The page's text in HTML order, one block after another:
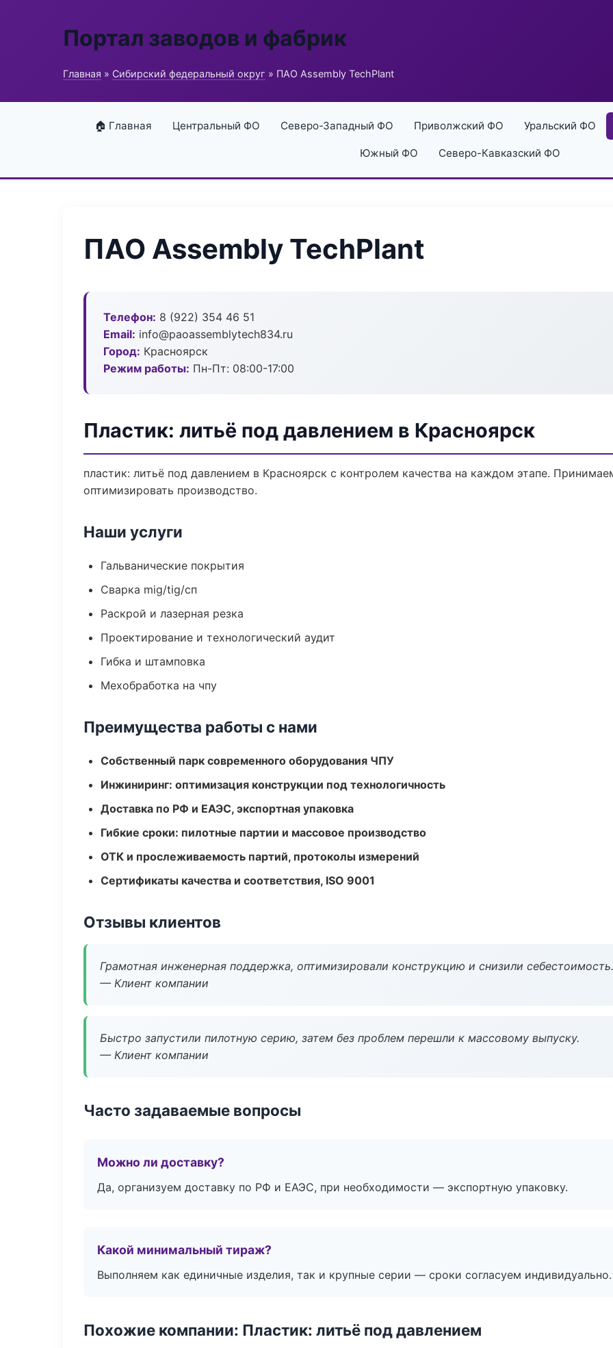
Портал заводов и фабрик
Главная » Сибирский федеральный округ » ПАО Assembly TechPlant
🏠 Главная Центральный ФО Северо-Западный ФО Приволжский ФО Уральский ФО
Южный ФО Северо-Кавказский ФО
ПАО Assembly TechPlant
Телефон: 8 (922) 354 46 51
Email: info@paoassemblytech834.ru
Город: Красноярск
Режим работы: Пн-Пт: 08:00-17:00
Пластик: литьё под давлением в Красноярск
пластик: литьё под давлением в Красноярск с контролем качества на каждом этапе.
оптимизировать производство.
Наши услуги
Гальванические покрытия
Сварка mig/tig/сп
Раскрой и лазерная резка
Проектирование и технологический аудит
Гибка и штамповка
Мехобработка на чпу
Преимущества работы с нами
Собственный парк современного оборудования ЧПУ
Инжиниринг: оптимизация конструкции под технологичность
Доставка по РФ и ЕАЭС, экспортная упаковка
Гибкие сроки: пилотные партии и массовое производство
ОТК и прослеживаемость партий, протоколы измерений
Сертификаты качества и соответствия, ISO 9001
Отзывы клиентов
Грамотная инженерная поддержка, оптимизировали конструкцию и снизили себестоимость.
— Клиент компании
Быстро запустили пилотную серию, затем без проблем перешли к массовому выпуску.
— Клиент компании
Часто задаваемые вопросы
Можно ли доставку?
Да, организуем доставку по РФ и ЕАЭС, при необходимости — экспортную упаковку.
Какой минимальный тираж?
Выполняем как единичные изделия, так и крупные серии — сроки согласуем индивидуально.
Похожие компании: Пластик: литьё под давлением